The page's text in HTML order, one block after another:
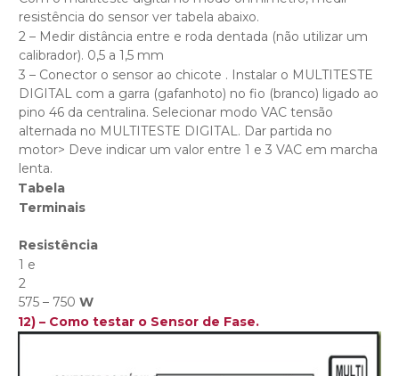
resistência do sensor ver tabela abaixo.
2 – Medir distância entre e roda dentada (não utilizar um
calibrador). 0,5 a 1,5 mm
3 – Conector o sensor ao chicote . Instalar o MULTITESTE
DIGITAL com a garra (gafanhoto) no fio (branco) ligado ao
pino 46 da centralina. Selecionar modo VAC tensão
alternada no MULTITESTE DIGITAL. Dar partida no
motor> Deve indicar um valor entre 1 e 3 VAC em marcha
lenta.
Tabela
Terminais
Resistência
1 e
2
575 – 750 W
12) – Como testar o Sensor de Fase.